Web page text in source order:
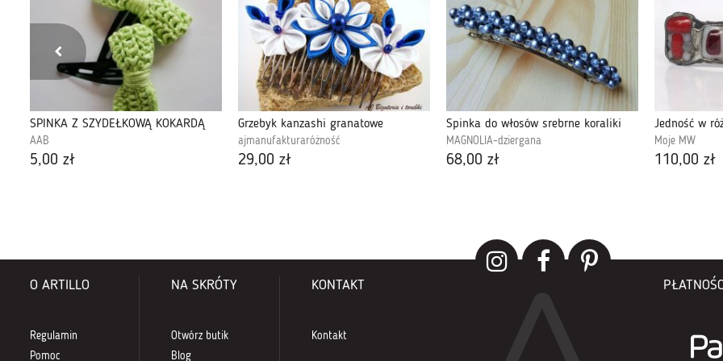
SPINKA Z SZYDEŁKOWĄ KOKARDĄ
AAB
5,00 zł
Grzebyk kanzashi granatowe
ajmanufakturaróżność
29,00 zł
Spinka do włosów srebrne koraliki
MAGNOLIA-dziergana
68,00 zł
Jedność w
Moje MW
110,00 zł
O ARTILLO
Regulamin
Pomoc
NA SKRÓTY
Otwórz butik
Blog
KONTAKT
Kontakt